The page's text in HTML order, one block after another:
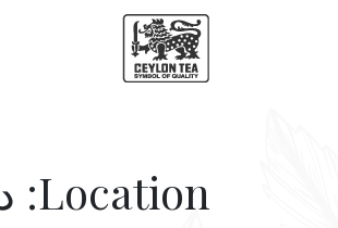
Location: